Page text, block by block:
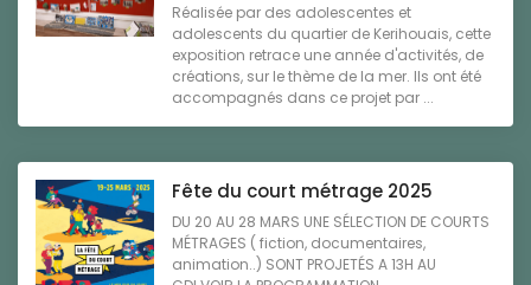
Réalisée par des adolescentes et
adolescents du quartier de Kerihouais, cette
exposition retrace une année d'activités, de
créations, sur le thème de la mer. Ils ont été
accompagnés dans ce projet par ...
Fête du court métrage 2025
DU 20 AU 28 MARS UNE SÉLECTION DE COURTS
MÉTRAGES ( fiction, documentaires,
animation..) SONT PROJETÉS A 13H AU